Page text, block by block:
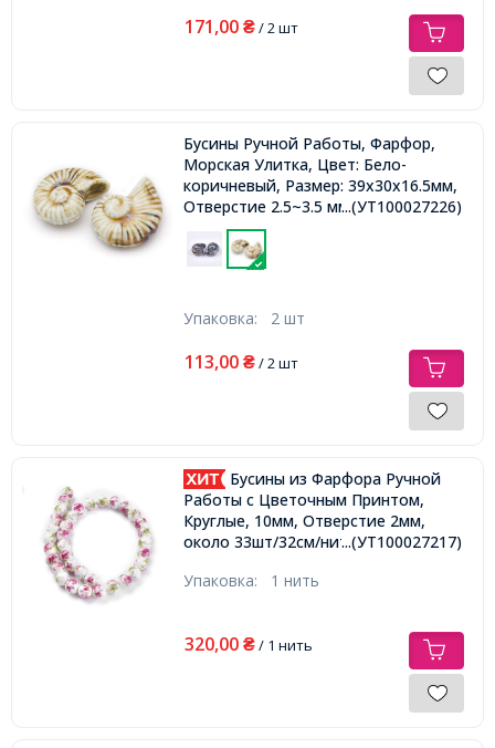
171,00 ₴/ 2 шт
Бусины Ручной Работы, Фарфор,
Морская Улитка, Цвет: Бело-
коричневый, Размер: 39x30x16.5мм,
Отверстие 2.5~3.5 мм,...(УТ100027226)
Упаковка: 2 шт
113,00 ₴/ 2 шт
Бусины из Фарфора Ручной
Работы с Цветочным Принтом,
Круглые, 10мм, Отверстие 2мм,
около 33шт/32см/нить,...(УТ100027217)
Упаковка: 1 нить
320,00 ₴/ 1 нить